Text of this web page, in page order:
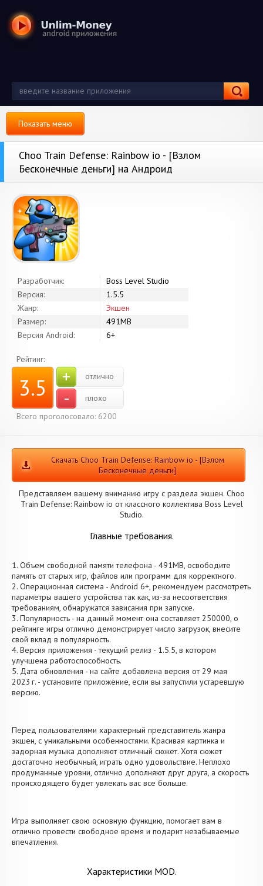
Показать меню
Choo Train Defense: Rainbow io - [Взлом
Бесконечные деньги] на Андроид
Разработчик:
Boss Level Studio
Версия:
1.5.5
Жанр:
Экшен
Размер:
491MB
Версия Android:
6+
Рейтинг:
3.5 + отлично
-
плохо
Всего проголосовало: 6200
Скачать Choo Train Defense: Rainbow io - [Взлом
Бесконечные деньги]
Представляем вашему вниманию игру с раздела экшен. Choo
Train Defense: Rainbow io от классного коллектива Boss Level
Studio.
Главные требования.
1. Объем свободной памяти телефона - 491MB, освободите
память от старых игр, файлов или программ для корректного.
2. Операционная система - Android 6+, рекомендуем рассмотреть
параметры вашего устройства так как, из-за несоответствия
требованиям, обнаружатся зависания при запуске.
3. Популярность - на данный момент она составляет 250000, о
рейтинге игры отлично демонстрирует число загрузок, внесите
свой вклад в популярность.
4. Версия приложения - текущий релиз - 1.5.5, в котором
улучшена работоспособность.
5. Дата обновления - на сайте добавлена версия от 29 мая
2023 г. - установите приложение, если вы запустили устаревшую
версию.
Перед пользователями характерный представитель жанра
экшен, с уникальными особенностями. Красивая картинка и
задорная музыка дополняют отличный сюжет. Хотя сюжет
достаточно необычный, играть одно удовольствие. Неплохо
продуманные уровни, отлично дополняют друг друга, а скорость
происходящего будет увлекать вас все больше.
Игра выполняет свою основную функцию, помогает вам в
отлично провести свободное время и подарит незабываемые
впечатления.
Характеристики MOD.